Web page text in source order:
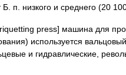
Б. п. низкого и среднего (20
press] машина для
используется
и гидравлические,